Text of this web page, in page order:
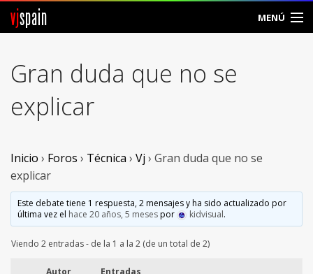
vjspain MENÚ
Foros
Noticias
Vjspain
Ayuda
Contacto
Entrar
Gran duda que no se
explicar
Inicio › Foros › Técnica › Vj › Gran duda que no se
explicar
Este debate tiene 1 respuesta, 2 mensajes y ha sido actualizado por
última vez el hace 20 años, 5 mesespor kidvisual.
Viendo 2 entradas - de la 1 a la 2 (de un total de 2)